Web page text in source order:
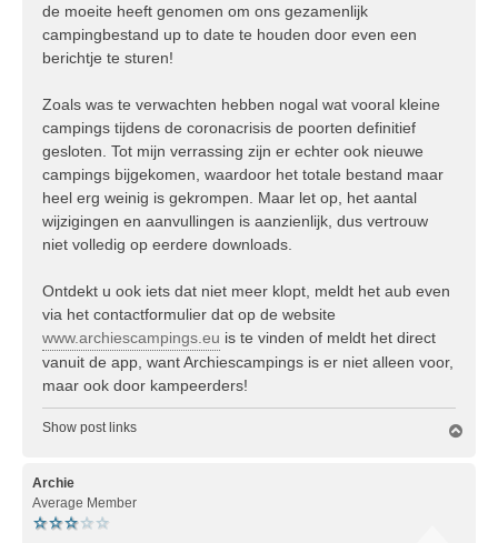
c
h
t
de moeite heeft genomen om ons gezamenlijk
campingbestand up to date te houden door even een
berichtje te sturen!
Zoals was te verwachten hebben nogal wat vooral kleine
campings tijdens de coronacrisis de poorten definitief
gesloten. Tot mijn verrassing zijn er echter ook nieuwe
campings bijgekomen, waardoor het totale bestand maar
heel erg weinig is gekrompen. Maar let op, het aantal
wijzigingen en aanvullingen is aanzienlijk, dus vertrouw
niet volledig op eerdere downloads.
Ontdekt u ook iets dat niet meer klopt, meldt het aub even
via het contactformulier dat op de website
www.archiescampings.eu is te vinden of meldt het direct
vanuit de app, want Archiescampings is er niet alleen voor,
maar ook door kampeerders!
Show post links
Archie
Average Member